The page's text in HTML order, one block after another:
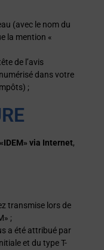
(avec le nom du
la mention «
de l’avis
dans votre
;
via Internet,
transmise lors de
;
a été attribué par
et du type T-